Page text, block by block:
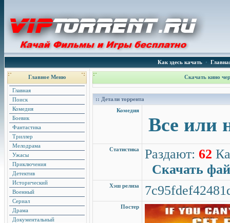
Как здесь качать•
Главное Меню
Главная
Поиск
Комедия
Боевик
Фантастика
Триллер
Мелодрама
Ужасы
Приключения
Детектив
Исторический
Военный
Сериал
Драма
Документальный
Скачать кино
:: Детали торрента
Комедия
Все или
Статистика Раздают: 62
Скачать
Хэш релиза
Постер